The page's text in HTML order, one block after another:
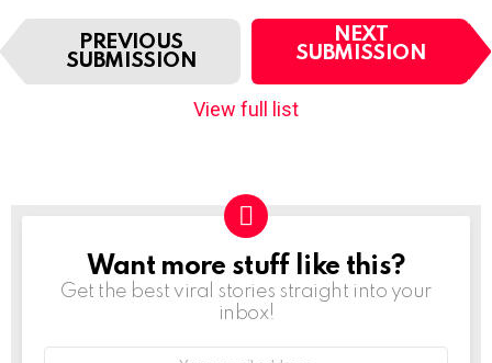
I
e
PREVIOUS
SUBMISSION
NEXT
SUBMISSION
View full list
NEWSLETTER
Want more stuff like this?
Get the best viral stories straight into your
inbox!